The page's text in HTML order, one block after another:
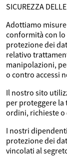
SICUREZZA
Adottiamo
conformità con
protezione dei
relativo
manipolazioni,
o contro accessi
Il nostro sito
per proteggere
ordini, richieste o
I nostri
protezione dei
vincolati al